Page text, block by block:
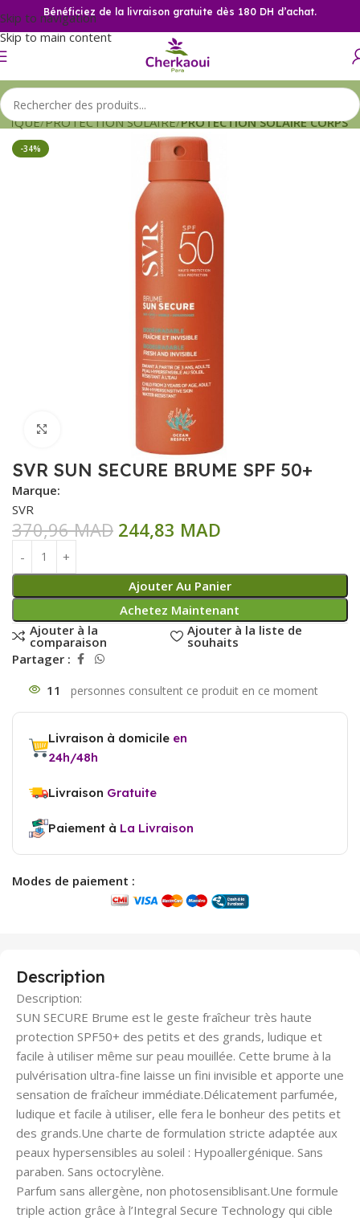
Skip to navigation
Skip to main content
Bénéficiez de la livraison gratuite dès 180 DH d’achat.
PROTECTION SOLAIRE PROTECTION SOLAIRE CORPS
-34%
SVR SUN SECURE BRUME SPF 50+
Marque:
SVR
370,96MAD 244,83 MAD
Ajouter Au Panier
Achetez Maintenant
Ajouter à la
comparaison
Ajouter à la liste de
souhaits
Partager :
11
Livraison à domicile en
24h/48h
Livraison Gratuite
Paiement à La Livraison
Modes de paiement :
Description
Description:
SUN SECURE Brume est le geste fraîcheur très haute
protection SPF50+ des petits et des grands, ludique et
facile à utiliser même sur peau mouillée. Cette brume à la
pulvérisation ultra-fine laisse un fini invisible et apporte une
sensation de fraîcheur immédiate.Délicatement parfumée,
ludique et facile à utiliser, elle fera le bonheur des petits et
des grands.Une charte de formulation stricte adaptée aux
peaux hypersensibles au soleil : Hypoallergénique. Sans
paraben. Sans octocrylène.
Parfum sans allergène, non photosensiblisant.Une formule
triple action grâce à l’Integral Secure Technology qui cible